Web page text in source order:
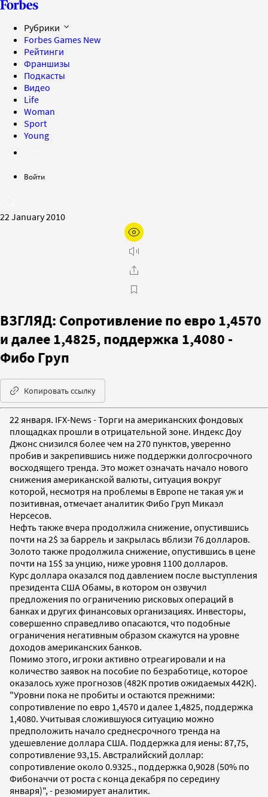
Рубрики
Forbes Games New
Рейтинги
Франшизы
Подкасты
Видео
Life
Woman
Sport
Young
Войти
22 January 2010
ВЗГЛЯД: Сопротивление по евро 1,4570
и далее 1,4825, поддержка 1,4080 -
Фибо Груп
Копировать ссылку
22 января. IFX-News - Торги на американских фондовых
площадках прошли в отрицательной зоне. Индекс Доу
Джонс снизился более чем на 270 пунктов, уверенно
пробив и закрепившись ниже поддержки долгосрочного
восходящего тренда. Это может означать начало нового
снижения американской валюты, ситуация вокруг
которой, несмотря на проблемы в Европе не такая уж и
позитивная, отмечает аналитик Фибо Груп Микаэл
Нерсесов.
Нефть также вчера продолжила снижение, опустившись
почти на 2$ за баррель и закрылась вблизи 76 долларов.
Золото также продолжила снижение, опустившись в цене
почти на 15$ за унцию, ниже уровня 1100 долларов.
Курс доллара оказался под давлением после выступления
президента США Обамы, в котором он озвучил
предложения по ограничению рисковых операций в
банках и других финансовых организациях. Инвесторы,
совершенно справедливо опасаются, что подобные
ограничения негативным образом скажутся на уровне
доходов американских банков.
Помимо этого, игроки активно отреагировали и на
количество заявок на пособие по безработице, которое
оказалось хуже прогнозов (482К против ожидаемых 442К).
"Уровни пока не пробиты и остаются прежними:
сопротивление по евро 1,4570 и далее 1,4825, поддержка
1,4080. Учитывая сложившуюся ситуацию можно
предположить начало среднесрочного тренда на
удешевление доллара США. Поддержка для иены: 87,75,
сопротивление 93,15. Австралийский доллар:
сопротивление около 0.9325., поддержка 0,9028 (50% по
Фибоначчи от роста с конца декабря по середину
января)", - резюмирует аналитик.